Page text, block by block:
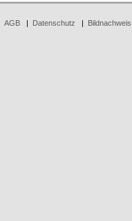
AGB| Datenschutz Bildnachweis